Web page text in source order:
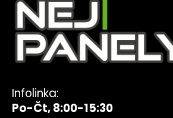
Infolinka:
Po-Čt, 8:00-15:30